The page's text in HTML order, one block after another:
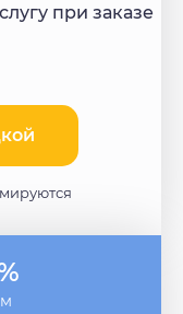
при заказе